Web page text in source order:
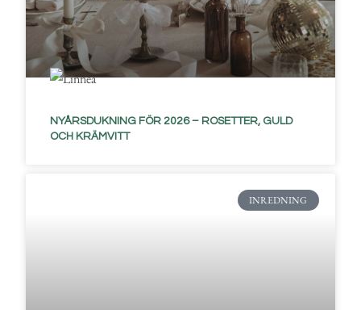
NYÅRSDUKNING FÖR 2026 – ROSETTER, GULD
OCH KRÄMVITT
INREDNING